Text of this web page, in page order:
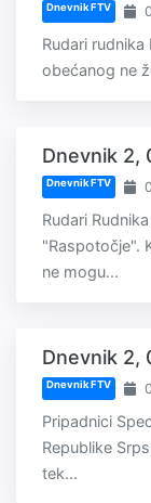
Dnevnik FTV
Rudari
obećanog ne
Dnevnik 2,
Dnevnik FTV
Rudari
"Raspotočje".
ne mogu...
Dnevnik 2,
Dnevnik FTV
Pripadnici
Republike
tek...